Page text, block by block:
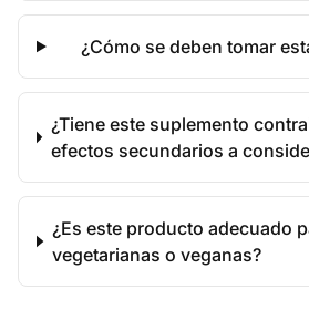
¿Cómo se deben tomar
¿Tiene este suplemento
efectos secundarios a
¿Es este producto adecuado
vegetarianas o veganas?